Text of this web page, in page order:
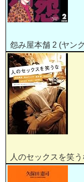
怨み屋本舗 2 (ヤン
人のセックスを笑う